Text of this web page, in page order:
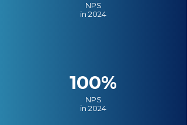
NPS
in 2024
100%
NPS
in 2024